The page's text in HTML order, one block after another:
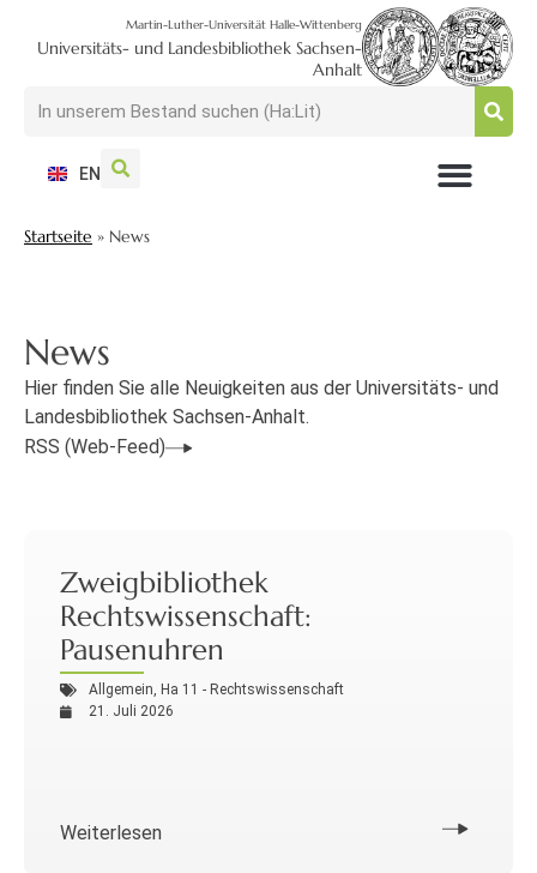
Martin-Luther-Universität Halle-Wittenberg
Universitäts- und Landesbibliothek Sachsen-
Anhalt
EN
Startseite » News
News
Hier finden Sie alle Neuigkeiten aus der Universitäts- und
Landesbibliothek Sachsen-Anhalt.
RSS (Web-Feed)
Zweigbibliothek
Rechtswissenschaft:
Pausenuhren
Allgemein, Ha 11 - Rechtswissenschaft
21. Juli 2026
Weiterlesen